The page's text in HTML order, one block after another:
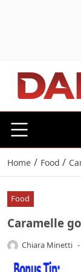
Home / Food /
Food
Caramelle
Chiara Minetti -